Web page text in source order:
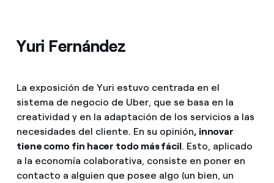
Yuri Fernández
La exposición de Yuri estuvo centrada en el
sistema de negocio de Uber, que se basa en la
creatividad y en la adaptación de los servicios a las
necesidades del cliente. En su opinión, innovar
tiene como fin hacer todo más fácil. Esto, aplicado
a la economía colaborativa, consiste en poner en
contacto a alguien que posee algo (un bien, un